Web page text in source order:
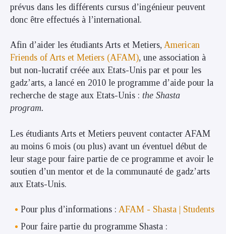
prévus dans les différents cursus d’ingénieur peuvent
donc être effectués à l’international.
Afin d’aider les étudiants Arts et Metiers, American
Friends of Arts et Metiers (AFAM), une association à
but non-lucratif créée aux Etats-Unis par et pour les
gadz’arts, a lancé en 2010 le programme d’aide pour la
recherche de stage aux Etats-Unis : the Shasta
program.
Les étudiants Arts et Metiers peuvent contacter AFAM
au moins 6 mois (ou plus) avant un éventuel début de
leur stage pour faire partie de ce programme et avoir le
soutien d’un mentor et de la communauté de gadz’arts
aux Etats-Unis.
Pour plus d’informations : AFAM - Shasta | Students
Pour faire partie du programme Shasta :